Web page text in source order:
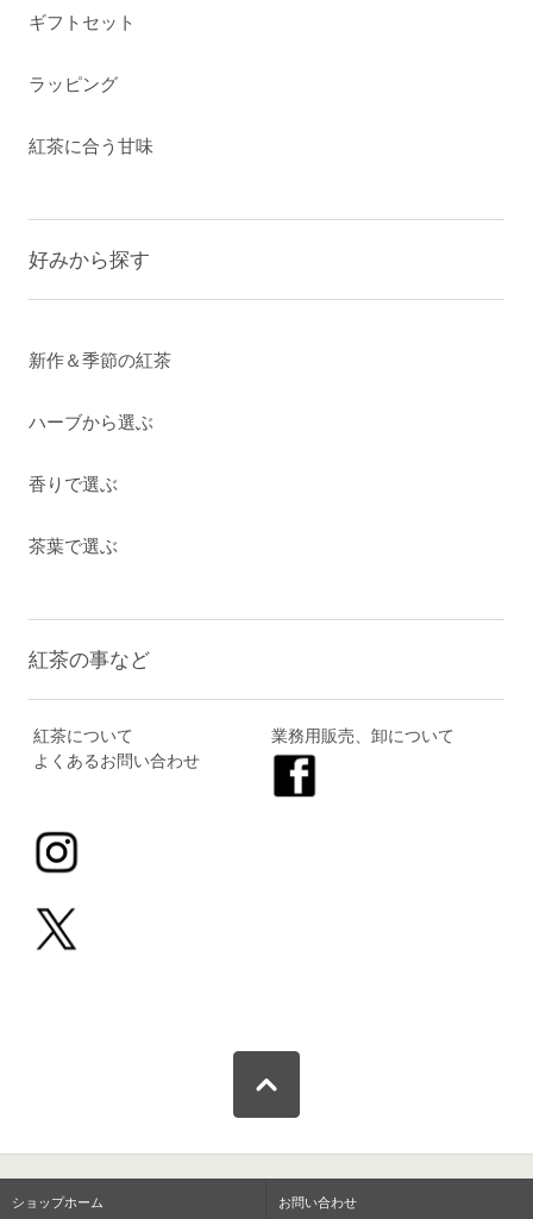
ギフトセット
ラッピング
紅茶に合う甘味
好みから探す
新作＆季節の紅茶
ハーブから選ぶ
香りで選ぶ
茶葉で選ぶ
紅茶の事など
紅茶について
業務用販売、卸について
よくあるお問い合わせ
ショップホーム お問い合わせ